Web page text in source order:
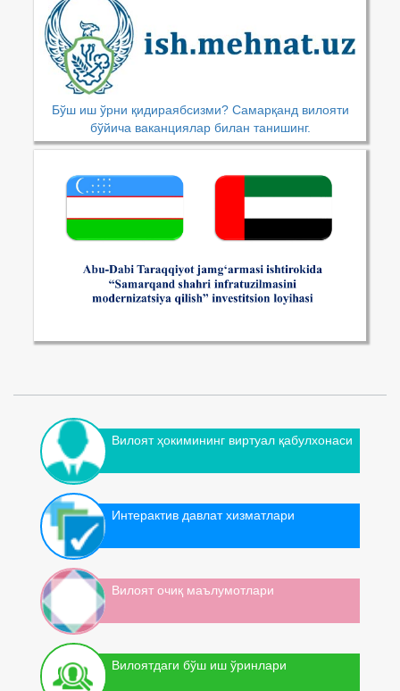
Бўш иш ўрни қидираябсизми? Самарқанд вилояти
бўйича ваканциялар билан танишинг.
Вилоят ҳокимининг виртуал қабулхонаси
Интерактив давлат хизматлари
Вилоят очиқ маълумотлари
Вилоятдаги бўш иш ўринлари